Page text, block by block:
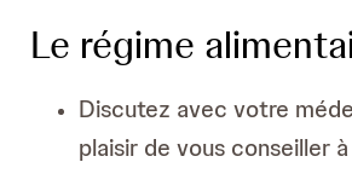
Le régime
Discutez avec votre
plaisir de vous conseiller